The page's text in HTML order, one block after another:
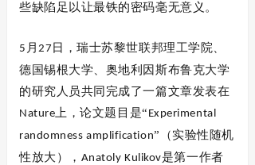
些缺陷足以让最铁的密码毫无意义。
5 月27 日，瑞士苏黎世联邦理工学院、
德国锡根大学、奥地利因斯布鲁克大学
的研究人员共同完成了一篇文章发表在
Nature上，论文题目是“ Experimental
randomness amplification”（实验性随机
性放大）， Anatoly Kulikov是第一作者